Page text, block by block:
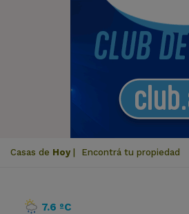
Casas de Hoy Encontrá tu propiedad
7.6 ºC